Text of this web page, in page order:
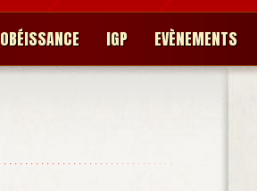
OBÉISSANCE IGP EVÈNEMENTS